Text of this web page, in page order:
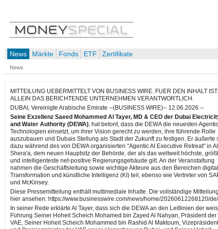
News Märkte Fonds ETF Zertifikate
News
MITTEILUNG UEBERMITTELT VON BUSINESS WIRE. FUER DEN INHALT IST
ALLEIN DAS BERICHTENDE UNTERNEHMEN VERANTWORTLICH.
DUBAI, Vereinigte Arabische Emirate --(BUSINESS WIRE)-- 12.06.2026 --
Seine Exzellenz Saeed Mohammed Al Tayer, MD & CEO der Dubai
and Water Authority (DEWA), hat betont, dass die DEWA die neuesten
Technologien einsetzt, um ihrer Vision gerecht zu werden, ihre führende Rolle
auszubauen und Dubais Stellung als Stadt der Zukunft zu festigen. Er äußerte
dazu während des von DEWA organisierten "Agentic AI Executive Retreat" in Al
Shera'a, dem neuen Hauptsitz der Behörde, der als das weltweit höchste,
und intelligenteste net-positive Regierungsgebäude gilt. An der Veranstaltung
nahmen die Geschäftsleitung sowie wichtige Akteure aus den Bereichen
Transformation und künstliche Intelligenz (KI) teil, ebenso wie Vertreter von
und McKinsey.
Diese Pressemitteilung enthält multimediale Inhalte. Die vollständige
hier ansehen: https://www.businesswire.com/news/home/20260612268120/de/
In seiner Rede erklärte Al Tayer, dass sich die DEWA an den Leitlinien der
Führung Seiner Hoheit Scheich Mohamed bin Zayed Al Nahyan, Präsident der
VAE, Seiner Hoheit Scheich Mohammed bin Rashid Al Maktoum, Vizepräsident